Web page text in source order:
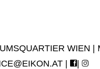
WIEN
| |